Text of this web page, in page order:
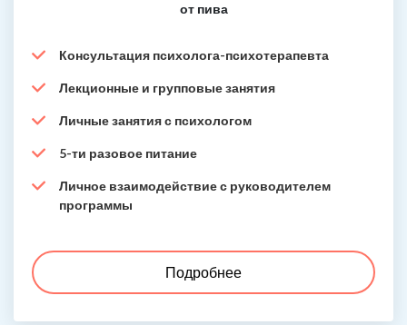
от пива
Консультация психолога-психотерапевта
Лекционные и групповые занятия
Личные занятия с психологом
5-ти разовое питание
Личное взаимодействие с руководителем
программы
Подробнее